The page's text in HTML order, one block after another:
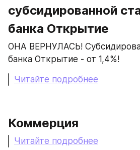
субсидированной
банка Открытие
ОНА ВЕРНУЛАСЬ!
банка Открытие - от 1,4%!
Читайте подробнее
Коммерция
Читайте подробнее